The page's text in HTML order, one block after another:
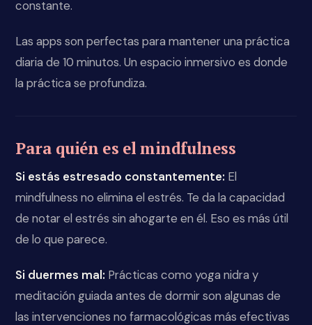
constante.
Las apps son perfectas para mantener una práctica
diaria de 10 minutos. Un espacio inmersivo es donde
la práctica se profundiza.
Para quién es el mindfulness
Si estás estresado constantemente: El
mindfulness no elimina el estrés. Te da la capacidad
de notar el estrés sin ahogarte en él. Eso es más útil
de lo que parece.
Si duermes mal: Prácticas como yoga nidra y
meditación guiada antes de dormir son algunas de
las intervenciones no farmacológicas más efectivas